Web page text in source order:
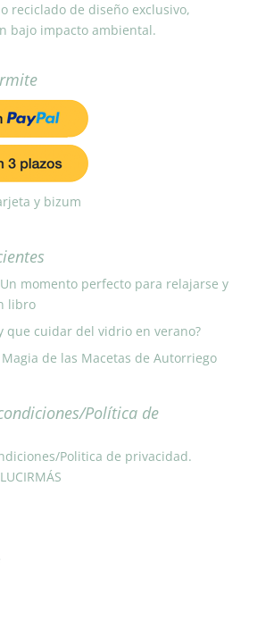
reciclado de diseño exclusivo,
bajo impacto ambiental.
momento perfecto para relajarse y
libro
que cuidar del vidrio en verano?
de las Macetas de Autorriego
Política de
Politica de privacidad.